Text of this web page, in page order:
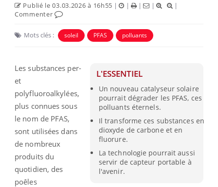
Publié le 03.03.2026 à 16h55 | | | |
|
Commenter
Mots clés : soleil PFAS polluants
L'ESSENTIEL
Un nouveau catalyseur solaire
pourrait dégrader les PFAS, ces
polluants éternels.
Il transforme ces substances en
dioxyde de carbone et en
fluorure.
La technologie pourrait aussi
servir de capteur portable à
l'avenir.
Les substances per-
et
polyfluoroalkylées,
plus connues sous
le nom de PFAS,
sont utilisées dans
de nombreux
produits du
quotidien, des
poêles